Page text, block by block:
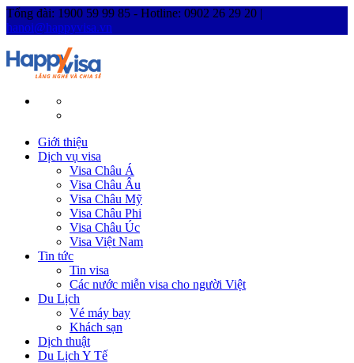
Tổng đài: 1900 59 99 85 - Hotline: 0902 26 29 20 |
hanoi@happyvisa.vn
Giới thiệu
Dịch vụ visa
Visa Châu Á
Visa Châu Âu
Visa Châu Mỹ
Visa Châu Phi
Visa Châu Úc
Visa Việt Nam
Tin tức
Tin visa
Các nước miễn visa cho người Việt
Du Lịch
Vé máy bay
Khách sạn
Dịch thuật
Du Lịch Y Tế